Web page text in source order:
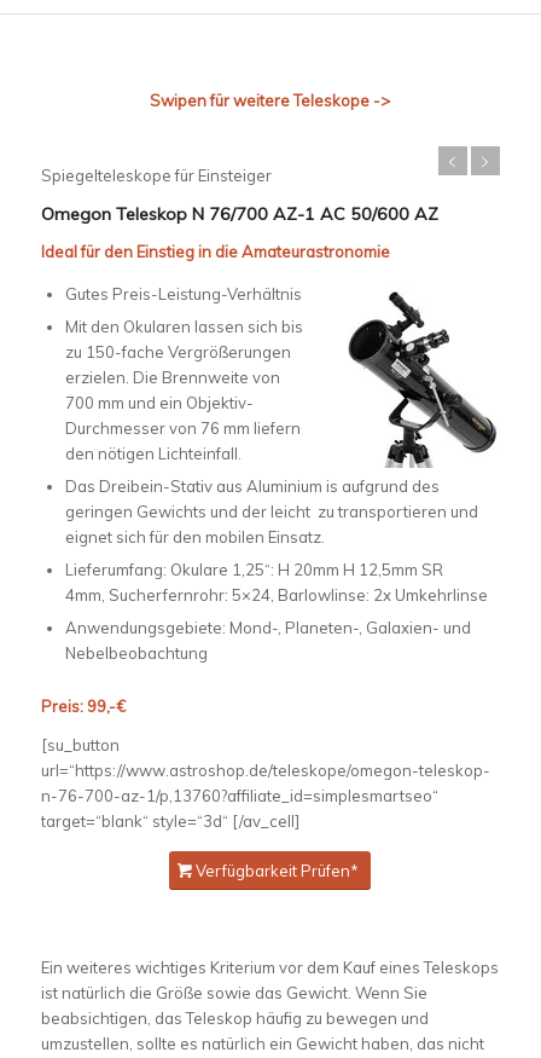
Swipen für weitere Teleskope ->
Spiegelteleskope für Einsteiger
Omegon Teleskop N 76/700 AZ-1 AC 50/600 AZ
Ideal für den Einstieg in die Amateurastronomie
Gutes Preis-Leistung-Verhältnis
Mit den Okularen lassen sich bis
zu 150-fache Vergrößerungen
erzielen. Die Brennweite von
700 mm und ein Objektiv-
Durchmesser von 76 mm liefern
den nötigen Lichteinfall.
Das Dreibein-Stativ aus Aluminium is aufgrund des
geringen Gewichts und der leicht zu transportieren und
eignet sich für den mobilen Einsatz.
Lieferumfang: Okulare 1,25“: H 20mm H 12,5mm SR
4mm, Sucherfernrohr: 5×24, Barlowlinse: 2x Umkehrlinse
Anwendungsgebiete: Mond-, Planeten-, Galaxien- und
Nebelbeobachtung
Preis: 99,-€
[su_button
url=“https://www.astroshop.de/teleskope/omegon-teleskop-
n-76-700-az-1/p,13760?affiliate_id=simplesmartseo“
target=“blank“ style=“3d“ [/av_cell]
Verfügbarkeit Prüfen*
Ein weiteres wichtiges Kriterium vor dem Kauf eines Teleskops
ist natürlich die Größe sowie das Gewicht. Wenn Sie
beabsichtigen, das Teleskop häufig zu bewegen und
umzustellen, sollte es natürlich ein Gewicht haben, das nicht